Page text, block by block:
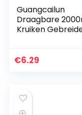
Guangcailun
Draagbare
Kruiken
Knitting Kleding
€6.29